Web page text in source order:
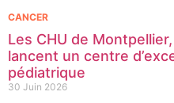
Les CHU de
lancent un centre
pédiatrique
30 Juin 2026
CANCER